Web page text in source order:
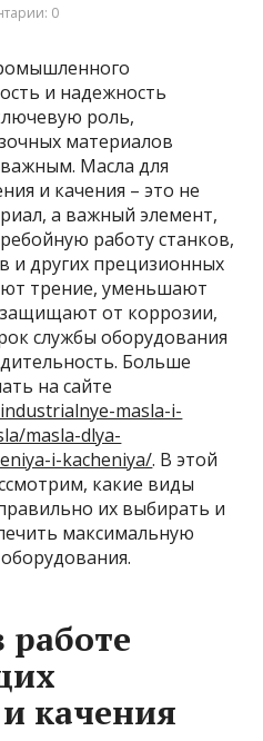
0
и надежность
роль,
материалов
Масла для
и качения – это не
а важный элемент,
работу станков,
других прецизионных
трение, уменьшают
защищают от коррозии,
службы оборудования
Больше
на сайте
masla-i-
masla-dlya-
i-kacheniya/. В этой
какие виды
их выбирать и
максимальную
работе
качения